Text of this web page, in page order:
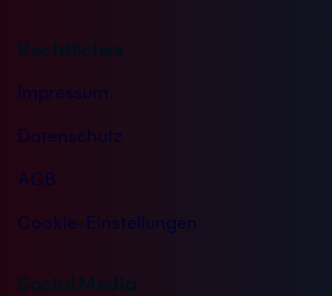
Rechtliches
Impressum
Datenschutz
AGB
Cookie-Einstellungen
Social Media